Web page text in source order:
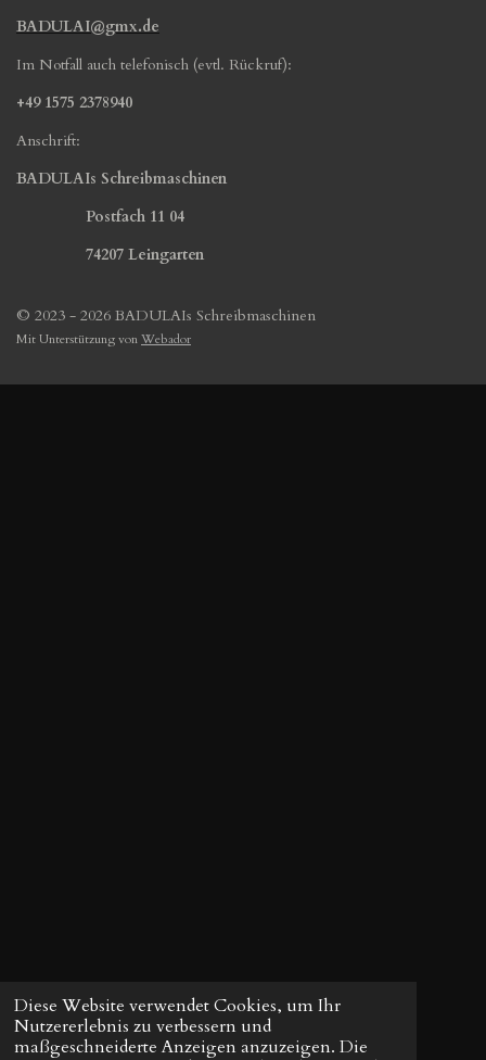
Diese Website verwendet Cookies, um Ihr
Nutzererlebnis zu verbessern und
maßgeschneiderte Anzeigen anzuzeigen. Die
BADULAI@gmx.de
Im Notfall auch telefonisch (evtl. Rückruf):
+49 1575 2378940
Anschrift:
BADULAIs Schreibmaschinen
Postfach 11 04
74207 Leingarten
© 2023 - 2026 BADULAIs Schreibmaschinen
Mit Unterstützung vonWebador